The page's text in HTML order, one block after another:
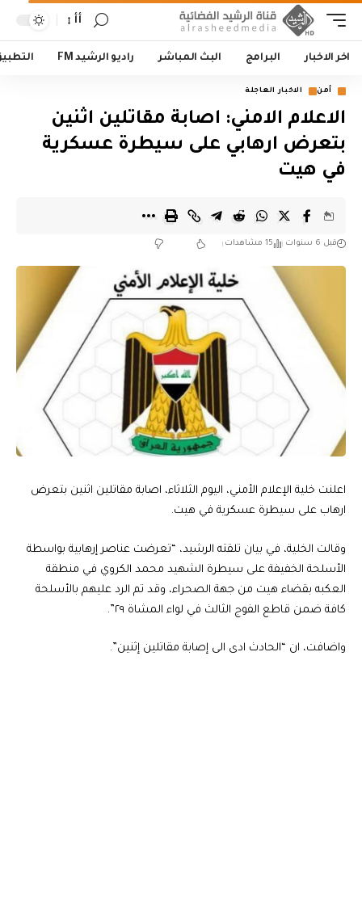
أأ
اخر الاخبار البرامج البث المباشر راديو الرشيد FM
أمن الاخبار العاجلة
الاعلام الامني: اصابة مقاتلين اثنين
بتعرض ارهابي على سيطرة عسكرية
في هيت
قبل 6 سنوات 15 مشاهدات
اعلنت خلية الإعلام الأمني، اليوم الثلاثاء، اصابة مقاتلين اثنين بتعرض
ارهاب على سيطرة عسكرية في هيت.
وقالت الخلية، في بيان تلقته الرشيد، “تعرضت عناصر إرهابية بواسطة
الأسلحة الخفيفة على سيطرة الشهيد محمد الكروي في منطقة
العكبه بقضاء هيت من جهة الصحراء، وقد تم الرد عليهم بالأسلحة
كافة ضمن قاطع الفوج الثالث في لواء المشاة ٢٩”.
واضافت، ان “الحادث ادى الى إصابة مقاتلين إثنين”.